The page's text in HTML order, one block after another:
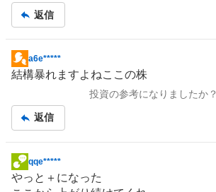
事
返信
掲
示
事
a6e*****
結構暴れますよねここの株
投資の参考になりましたか？
返信
掲
示
qqe*****
やっと＋になった